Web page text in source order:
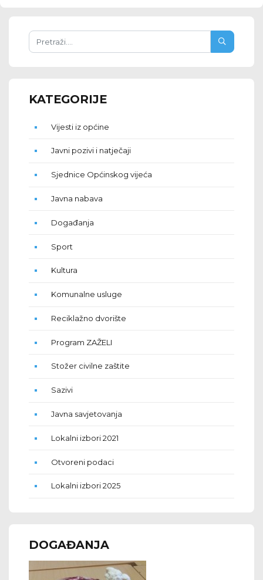
KATEGORIJE
Vijesti iz općine
Javni pozivi i natječaji
Sjednice Općinskog vijeća
Javna nabava
Događanja
Sport
Kultura
Komunalne usluge
Reciklažno dvorište
Program ZAŽELI
Stožer civilne zaštite
Sazivi
Javna savjetovanja
Lokalni izbori 2021
Otvoreni podaci
Lokalni izbori 2025
DOGAĐANJA